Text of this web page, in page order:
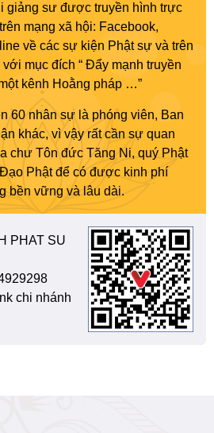
giảng sư được truyền hình trực
mạng xã hội: Facebook,
về các sự kiện Phật sự và trên
mục đích “ Đẩy mạnh truyền
kênh Hoằng pháp …”
60 nhân sự là phóng viên, Ban
khác, vì vậy rất cần sự quan
chư Tôn đức Tăng Ni, quý Phật
Phật để có được kinh phí
bền vững và lâu dài.
PHAT SU
chi nhánh